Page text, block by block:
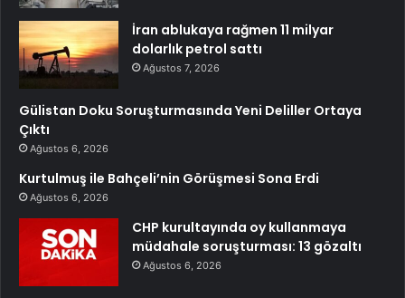
İran ablukaya rağmen 11 milyar
dolarlık petrol sattı
Ağustos 7, 2026
Gülistan Doku Soruşturmasında Yeni Deliller Ortaya
Çıktı
Ağustos 6, 2026
Kurtulmuş ile Bahçeli’nin Görüşmesi Sona Erdi
Ağustos 6, 2026
CHP kurultayında oy kullanmaya
müdahale soruşturması: 13 gözaltı
Ağustos 6, 2026